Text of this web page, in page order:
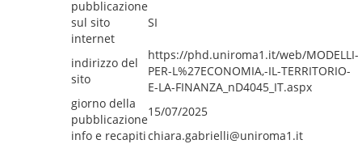
pubblicazione
sul sito
internet
SI
indirizzo del
sito
https://phd.uniroma1.it/web/MODELLI-
PER-L%27ECONOMIA,-IL-TERRITORIO-
E-LA-FINANZA_nD4045_IT.aspx
giorno della
pubblicazione
15/07/2025
info e recapitichiara.gabrielli@uniroma1.it